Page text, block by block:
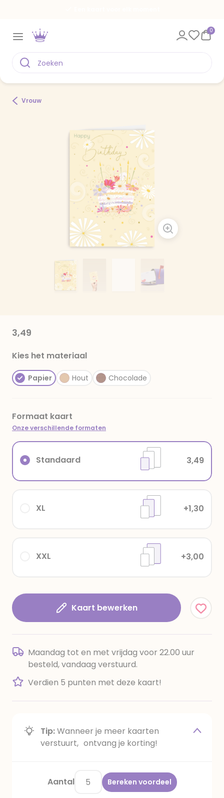
0
Vrouw
3,49
Kies het materiaal
Papier Hout Chocolade
Formaat kaart
Onze verschillende formaten
XXL +3,00
XL +1,30
Standaard 3,49
Kaart bewerken
Maandag tot en met vrijdag voor 22.00 uur
besteld, vandaag verstuurd.
Verdien 5 punten met deze kaart!
Tip:Wanneer je meer kaarten
verstuurt, ontvang je korting!
Aantal Bereken voordeel